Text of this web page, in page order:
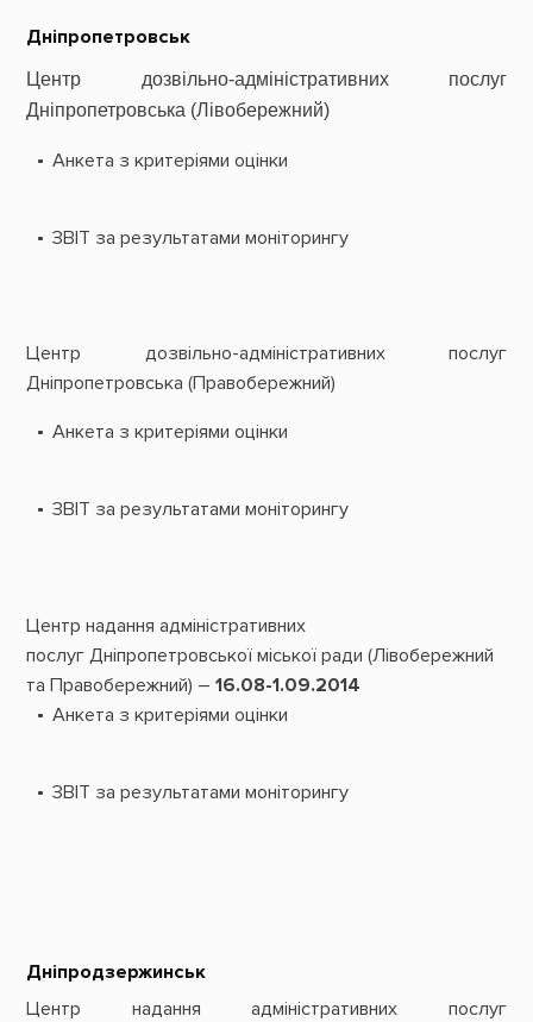
Дніпропетровськ
Центр дозвільно-адміністративних послуг
Дніпропетровська (Лівобережний)
Анкета з критеріями оцінки
ЗВІТ за результатами моніторингу
Центр дозвільно-адміністративних послуг
Дніпропетровська (Правобережний)
Анкета з критеріями оцінки
ЗВІТ за результатами моніторингу
Центр надання адміністративних
послуг Дніпропетровської міської ради (Лівобережний
та Правобережний) – 16.08-1.09.2014
Анкета з критеріями оцінки
ЗВІТ за результатами моніторингу
Дніпродзержинськ
Центр надання адміністративних послуг